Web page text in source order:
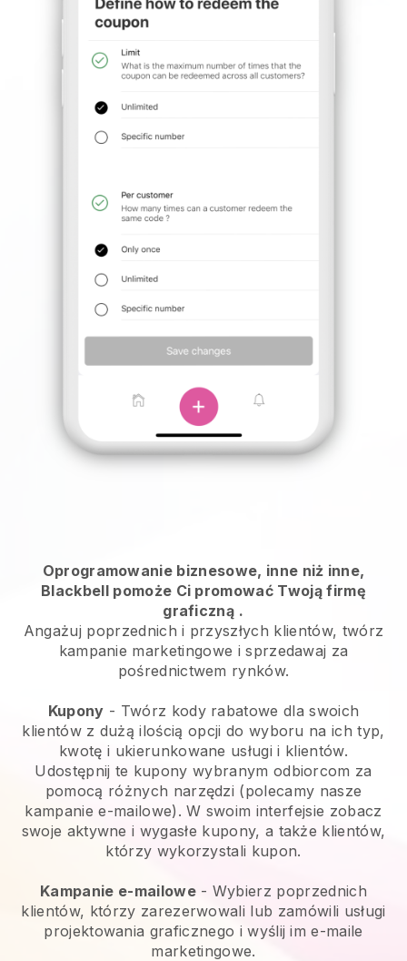
Oprogramowanie biznesowe, inne niż inne,
Blackbell pomoże Ci promować Twoją firmę
graficzną .
Angażuj poprzednich i przyszłych klientów, twórz
kampanie marketingowe i sprzedawaj za
pośrednictwem rynków.
Kupony - Twórz kody rabatowe dla swoich
klientów z dużą ilością opcji do wyboru na ich typ,
kwotę i ukierunkowane usługi i klientów.
Udostępnij te kupony wybranym odbiorcom za
pomocą różnych narzędzi (polecamy nasze
kampanie e-mailowe). W swoim interfejsie zobacz
swoje aktywne i wygasłe kupony, a także klientów,
którzy wykorzystali kupon.
Kampanie e-mailowe- Wybierz poprzednich
klientów, którzy zarezerwowali lub zamówili usługi
projektowania graficznego i wyślij im e-maile
marketingowe.